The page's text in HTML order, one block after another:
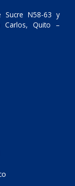
Sucre N58-63 y
Carlos, Quito –